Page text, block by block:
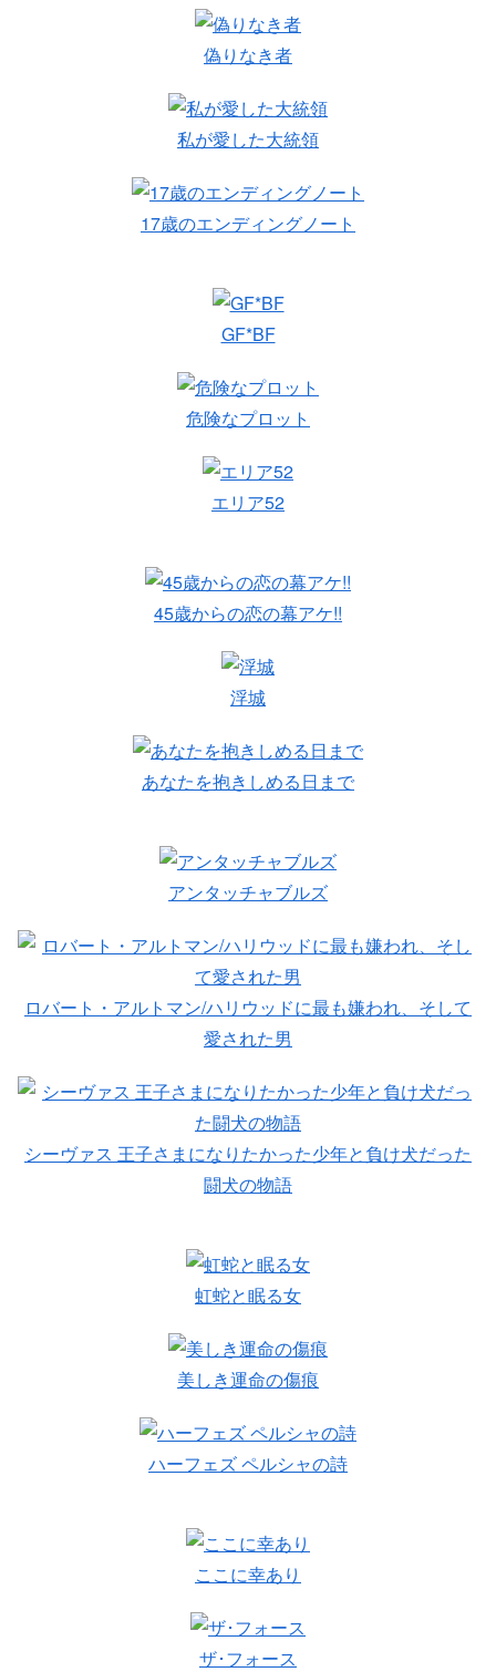
偽りなき者
私が愛した大統領
17歳のエンディングノート
GF*BF
危険なプロット
エリア52
45歳からの恋の幕アケ!!
浮城
あなたを抱きしめる日まで
アンタッチャブルズ
ロバート・アルトマン/ハリウッドに最も嫌われ、そして
愛された男
シーヴァス 王子さまになりたかった少年と負け犬だった
闘犬の物語
虹蛇と眠る女
美しき運命の傷痕
ハーフェズ ペルシャの詩
ここに幸あり
ザ･フォース